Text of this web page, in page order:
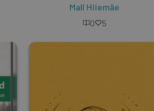
kalendripärimus
Mall Hiiemäe
0
5